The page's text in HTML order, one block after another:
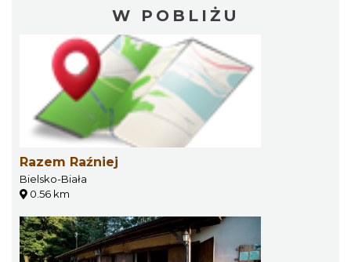
W POBLIŻU
Razem Raźniej
Bielsko-Biała
0.56 km